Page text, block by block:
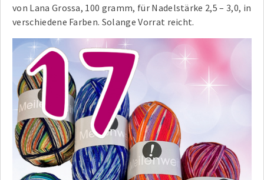
von Lana Grossa, 100 gramm, für Nadelstärke 2,5 – 3,0, in
verschiedene Farben. Solange Vorrat reicht.